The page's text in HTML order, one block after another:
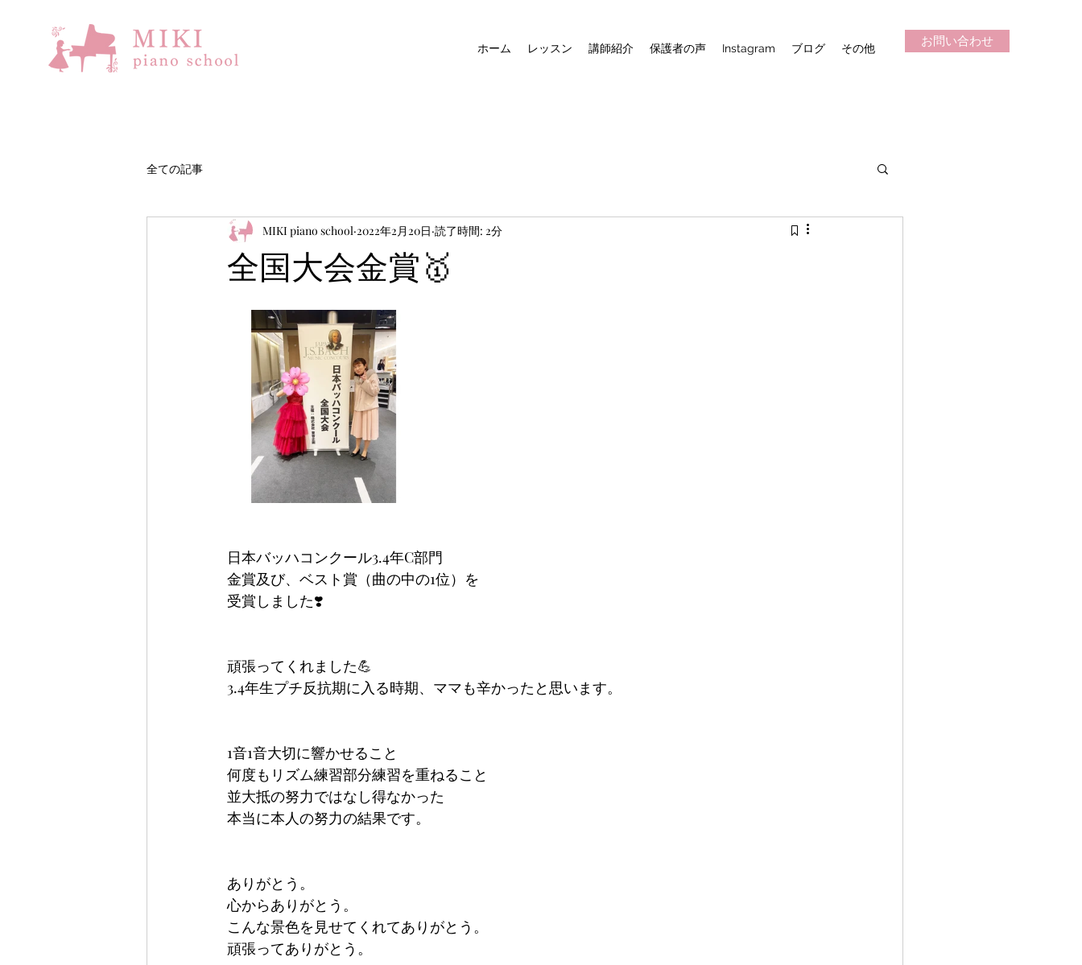
ホーム レッスン 講師紹介 保護者の声 Instagram ブログ その他 お問い合わせ
全ての記事
全国大会金賞🥇
MIKI piano school 2022年2月20日 読了時間: 2分
日本バッハコンクール3.4年C部門
金賞及び、ベスト賞（曲の中の1位）を
受賞しました❣️
頑張ってくれました💪
3.4年生プチ反抗期に入る時期、ママも辛かったと思います。
1音1音大切に響かせること
何度もリズム練習部分練習を重ねること
並大抵の努力ではなし得なかった
本当に本人の努力の結果です。
ありがとう。
心からありがとう。
こんな景色を見せてくれてありがとう。
頑張ってありがとう。